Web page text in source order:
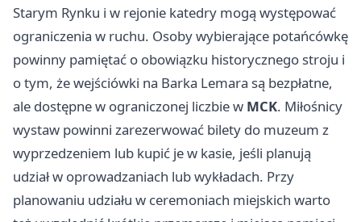
Starym Rynku i w rejonie katedry mogą występować
ograniczenia w ruchu. Osoby wybierające potańcówkę
powinny pamiętać o obowiązku historycznego stroju i
o tym, że wejściówki na Barka Lemara są bezpłatne,
ale dostępne w ograniczonej liczbie w MCK. Miłośnicy
wystaw powinni zarezerwować bilety do muzeum z
wyprzedzeniem lub kupić je w kasie, jeśli planują
udział w oprowadzaniach lub wykładach. Przy
planowaniu udziału w ceremoniach miejskich warto